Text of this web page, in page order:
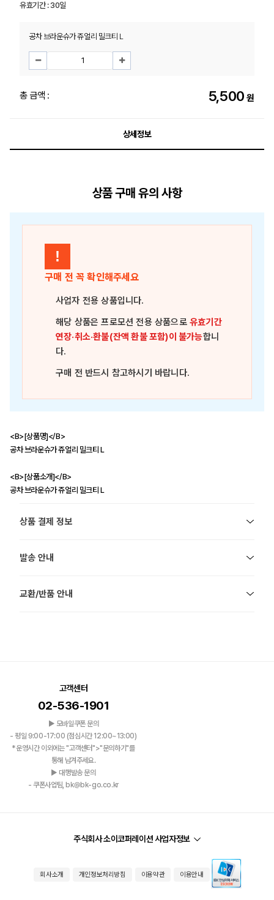
유효기간 :30일
공차 브라운슈가 쥬얼리 밀크티 L
총 금액 : 5,500 원
상세정보
상품 구매 유의 사항
!
구매 전 꼭 확인해주세요
사업자 전용 상품입니다.
해당 상품은프로모션 전용 상품으로유효기간
연장·취소·환불(잔액 환불 포함)이 불가능합니
다.
구매 전 반드시 참고하시기 바랍니다.
<B>[상품명]</B>
공차 브라운슈가 쥬얼리 밀크티 L
<B>[상품소개]</B>
공차 브라운슈가 쥬얼리 밀크티 L
상품 결제 정보
발송 안내
교환/반품 안내
고객센터
02-536-1901
▶ 모바일쿠폰 문의
- 평일 9:00-17:00 (점심시간 12:00~13:00)
*운영시간 이외에는 "고객센터">"문의하기"를
통해 남겨주세요.
▶ 대행발송 문의
- 쿠폰사업팀, bk@bk-go.co.kr
주식회사 소이코퍼레이션 사업자정보
회사소개 개인정보처리방침 이용약관 이용안내